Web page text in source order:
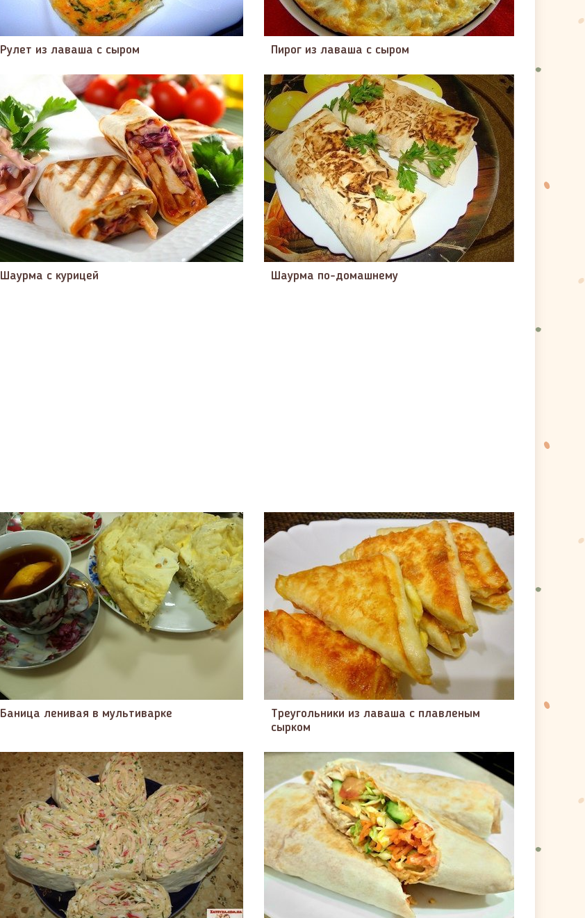
Рулет из лаваша с сыром Пирог из лаваша с сыром
Шаурма с курицей Шаурма по-домашнему
Баница ленивая в мультиварке
Треугольники из лаваша с плавленым
сырком